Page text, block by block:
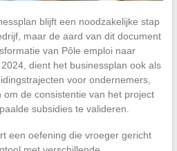
blijft een noodzakelijke stap
maar de aard van dit document
van Pôle emploi naar
dient het businessplan ook als
voor ondernemers,
de consistentie van het project
subsidies te valideren.
een oefening die vroeger gericht